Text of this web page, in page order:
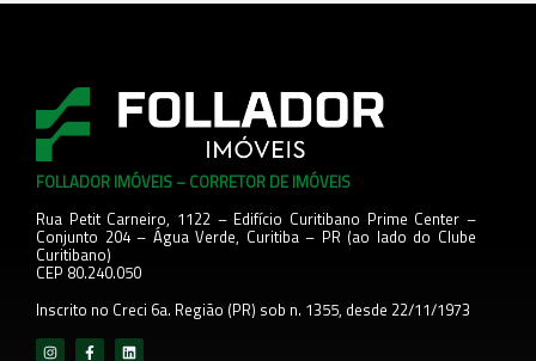
FOLLADOR IMÓVEIS – CORRETOR DE IMÓVEIS
Rua Petit Carneiro, 1122 – Edifício Curitibano Prime Center –
Conjunto 204– Água Verde, Curitiba – PR (ao lado do Clube
Curitibano)
CEP 80.240.050
Inscrito no Creci 6a. Região (PR) sob n. 1355, desde 22/11/1973